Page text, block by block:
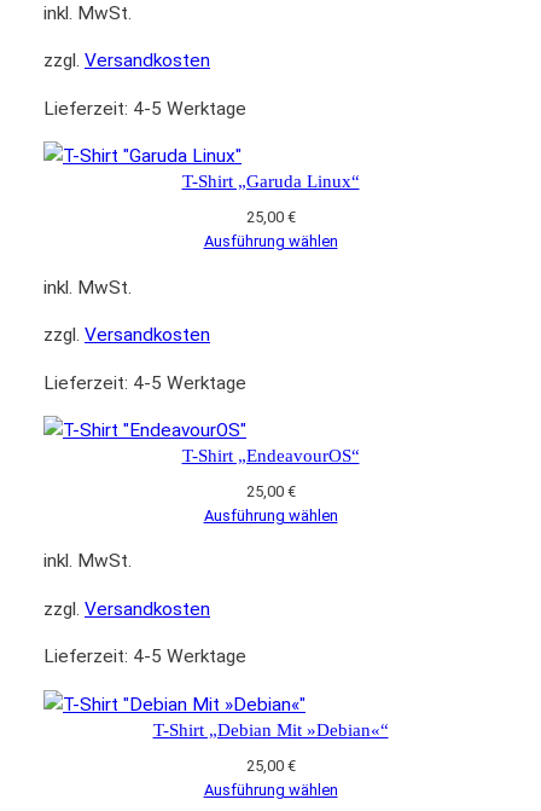
inkl. MwSt.
zzgl. Versandkosten
Lieferzeit: 4-5 Werktage
T-Shirt „Garuda Linux“
25,00 €
Ausführung wählen
inkl. MwSt.
zzgl. Versandkosten
Lieferzeit: 4-5 Werktage
T-Shirt „EndeavourOS“
25,00 €
Ausführung wählen
inkl. MwSt.
zzgl. Versandkosten
Lieferzeit: 4-5 Werktage
T-Shirt „Debian Mit »Debian«“
25,00 €
Ausführung wählen